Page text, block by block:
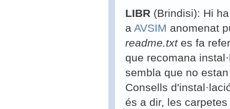
LIBR (Brindisi): Hi
a AVSIM anomenat
readme.txtes fa
que recomana
sembla que no
Consells
és a dir, les